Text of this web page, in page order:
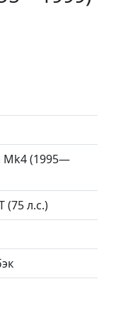
Mk4 (1995—
(75 л.с.)